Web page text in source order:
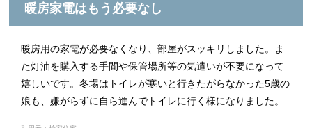
暖房家電はもう必要なし
暖房用の家電が必要なくなり、部屋がスッキリしました。ま
た灯油を購入する手間や保管場所等の気遣いが不要になって
嬉しいです。冬場はトイレが寒いと行きたがらなかった5歳の
娘も、嫌がらずに自ら進んでトイレに行く様になりました。